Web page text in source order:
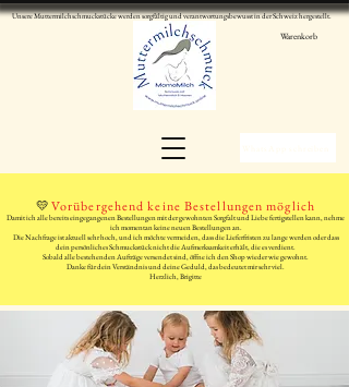
Unsere Muttermilchschmuckstücke werden sorgfältig und verantwortungsbewusst in der Schweiz hergestellt.
Warenkorb
💛Vorübergehend keine Bestellungen möglich
Damit ich alle bereits eingegangenen Bestellungen mit der gewohnten Sorgfalt und Liebe fertigstellen kann, nehme
ich momentan keine neuen Bestellungen an.
Die Nachfrage ist aktuell sehr hoch, und ich möchte vermeiden, dass die Lieferfristen zu lange werden oder dass
dein persönliches Schmuckstück nicht die Aufmerksamkeit erhält, die es verdient.
Sobald alle bestehenden Aufträge versendet sind, öffne ich den Shop wieder wie gewohnt.
Danke für dein Verständnis und deine Geduld, das bedeutet mir sehr viel.
Herzlich, Brigitte